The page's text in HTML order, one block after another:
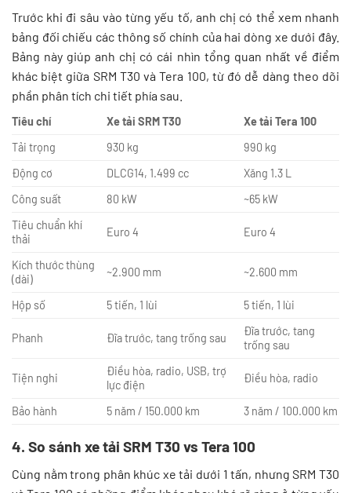
Trước khi đi sâu vào từng yếu tố, anh chị có thể xem nhanh
bảng đối chiếu các thông số chính của hai dòng xe dưới đây.
Bảng này giúp anh chị có cái nhìn tổng quan nhất về điểm
khác biệt giữa SRM T30 và Tera 100, từ đó dễ dàng theo dõi
phần phân tích chi tiết phía sau.
Tiêu chí Xe tải SRM T30
Xe tải Tera 100
Tải trọng
930 kg
990 kg
Động cơ
DLCG14, 1.499 cc
Xăng 1.3 L
Công suất
80 kW
~65 kW
Tiêu chuẩn khí
thải
Euro 4 Euro 4
Kích thước thùng
(dài)
~2.900 mm ~2.600 mm
Hộp số 5 tiến, 1 lùi 5 tiến, 1 lùi
Phanh Đĩa trước, tang trống sau
Đĩa trước, tang
trống sau
Tiện nghi
Điều hòa, radio, USB, trợ
lực điện
Điều hòa, radio
Bảo hành 5 năm / 150.000 km 3 năm / 100.000 km
4. So sánh xe tải SRM T30 vs Tera 100
Cùng nằm trong phân khúc xe tải dưới 1 tấn, nhưng SRM T30